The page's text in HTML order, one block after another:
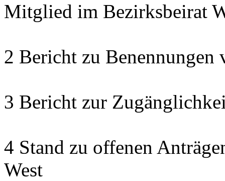
Mitglied im Bezirksbeirat
2 Bericht zu Benennungen
3 Bericht zur
4 Stand zu offenen
West